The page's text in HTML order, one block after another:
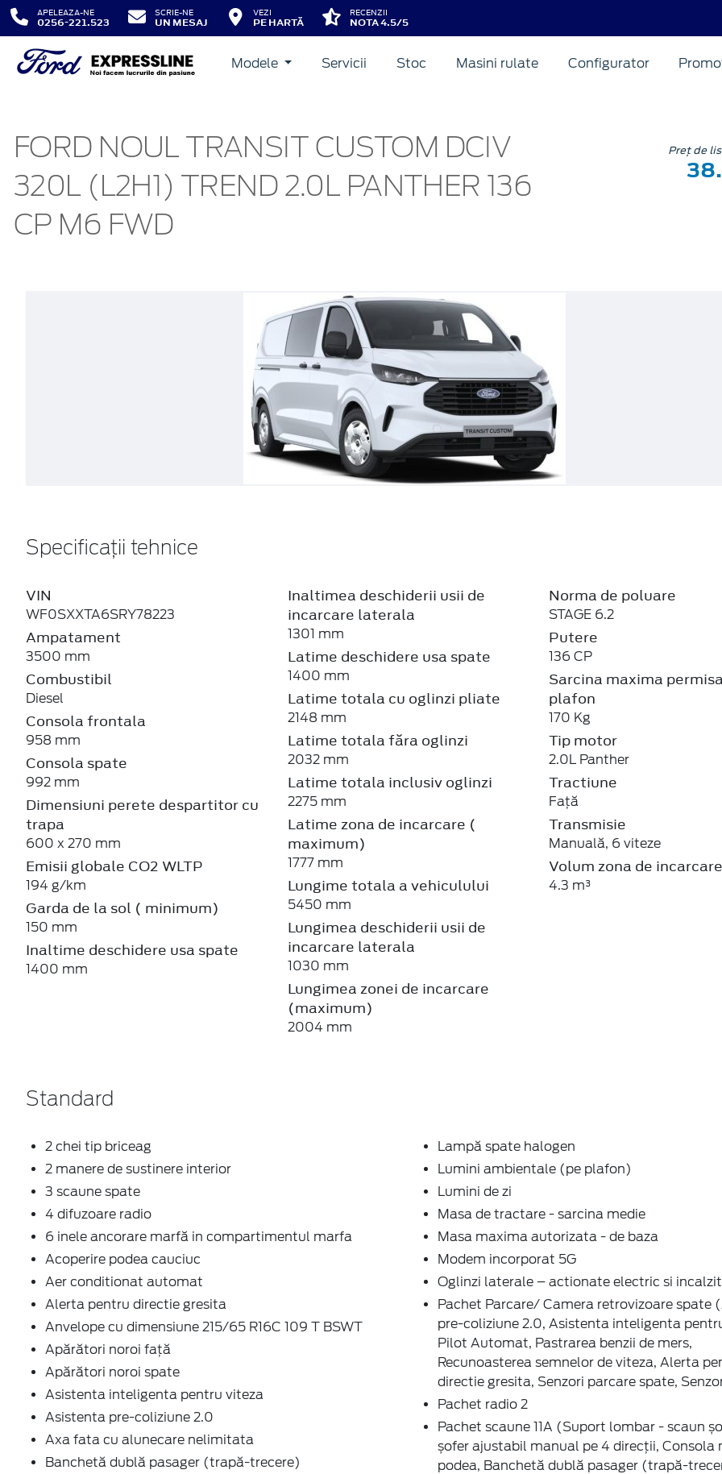
APELEAZA-NE
0256-221.523
SCRIE-NE
UN MESAJ
VEZI
PE HARTĂ
RECENZII
NOTA 4.5/5
Modele Servicii Stoc Masini rulate Configurator
FORD NOUL TRANSIT CUSTOM DCIV
320L (L2H1) TREND 2.0L PANTHER 136
CP M6 FWD
Preț de
Specificații tehnice
VIN
WF0SXXTA6SRY78223
Ampatament
3500 mm
Combustibil
Diesel
Consola frontala
958 mm
Consola spate
992 mm
Dimensiuni perete despartitor cu
trapa
600 x 270 mm
Emisii globale CO2 WLTP
194 g/km
Garda de la sol ( minimum)
150 mm
Inaltime deschidere usa spate
1400 mm
Inaltimea deschiderii usii de
incarcare laterala
1301 mm
Latime deschidere usa spate
1400 mm
Latime totala cu oglinzi pliate
2148 mm
Latime totala făra oglinzi
2032 mm
Latime totala inclusiv oglinzi
2275 mm
Latime zona de incarcare (
maximum)
1777 mm
Lungime totala a vehiculului
5450 mm
Lungimea deschiderii usii de
incarcare laterala
1030 mm
Lungimea zonei de incarcare
(maximum)
2004 mm
Norma de poluare
STAGE 6.2
Putere
136 CP
Sarcina maxima
plafon
170 Kg
Tip motor
2.0L Panther
Tractiune
Față
Transmisie
Manuală, 6 viteze
Volum zona de
4.3 m³
Standard
2 chei tip briceag
2 manere de sustinere interior
3 scaune spate
4 difuzoare radio
6 inele ancorare marfă in compartimentul marfa
Acoperire podea cauciuc
Aer conditionat automat
Alerta pentru directie gresita
Anvelope cu dimensiune 215/65 R16C 109 T BSWT
Apărători noroi față
Apărători noroi spate
Asistenta inteligenta pentru viteza
Asistenta pre-coliziune 2.0
Axa fata cu alunecare nelimitata
Banchetă dublă pasager (trapă-trecere)
Lampă spate halogen
Lumini ambientale (pe plafon)
Lumini de zi
Masa de tractare - sarcina medie
Masa maxima autorizata - de baza
Modem incorporat 5G
Oglinzi laterale – actionate electric si
Pachet Parcare/ Camera retrovizoare spate
pre-coliziune 2.0, Asistenta inteligenta
Pilot Automat, Pastrarea benzii de mers,
Recunoasterea semnelor de viteza, Alerta
directie gresita, Senzori parcare spate,
Pachet radio 2
Pachet scaune 11A (Suport lombar - scaun
șofer ajustabil manual pe 4 direcții, Consola
podea, Banchetă dublă pasager (trapă-